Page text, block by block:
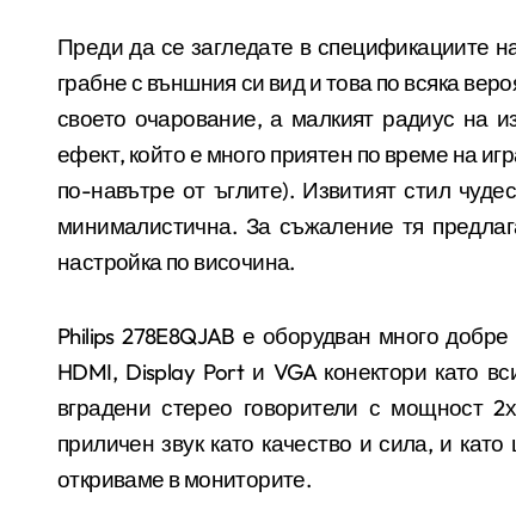
Преди да се загледате в спецификациите
грабне с външния си вид и това по всяка
своето очарование, а малкият радиус на
ефект, който е много приятен по време на
по-навътре от ъглите). Извитият стил
минималистична. За съжаление тя
настройка по височина.
Philips278E8QJAB е оборудван много
HDMI, Display Port и VGA конектори като
вградени стерео говорители с мощност
приличен звук като качество и сила, и
откриваме в мониторите.